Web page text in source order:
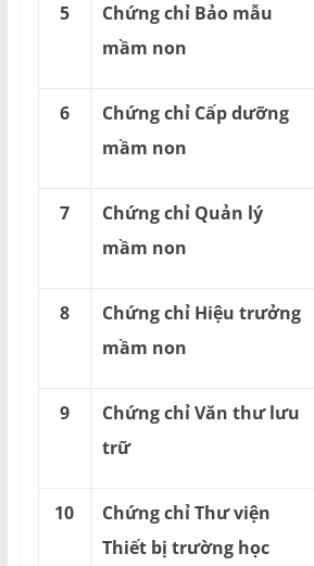
5
Chứng chỉ Bảo mẫu
mầm non
6
Chứng chỉ Cấp dưỡng
mầm non
7
Chứng chỉ Quản lý
mầm non
8
Chứng chỉ Hiệu trưởng
mầm non
9
Chứng chỉ Văn thư lưu
trữ
10
Chứng chỉ Thư viện
Thiết bị trường học